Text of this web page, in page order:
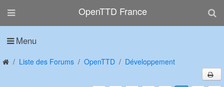
OpenTTD France
Menu
Liste des Forums OpenTTD Développement